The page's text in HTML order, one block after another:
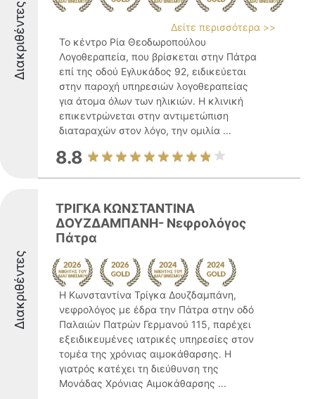
Διακριθέντες
Δείτε περισσότερα >>
Το κέντρο Ρία Θεοδωροπούλου
Λογοθεραπεία, που βρίσκεται στην Πάτρα
επί της οδού Εγλυκάδος 92, ειδικεύεται
στην παροχή υπηρεσιών λογοθεραπείας
για άτομα όλων των ηλικιών. Η κλινική
επικεντρώνεται στην αντιμετώπιση
διαταραχών στον λόγο, την ομιλία ...
8.8
Διακριθέντες
ΤΡΙΓΚΑ ΚΩΝΣΤΑΝΤΙΝΑ
ΔΟΥΖΔΑΜΠΑΝΗ- Νεφρολόγος
Πάτρα
Η Κωνσταντίνα Τρίγκα Δουζδαμπάνη,
νεφρολόγος με έδρα την Πάτρα στην οδό
Παλαιών Πατρών Γερμανού 115, παρέχει
εξειδικευμένες ιατρικές υπηρεσίες στον
τομέα της χρόνιας αιμοκάθαρσης. Η
γιατρός κατέχει τη διεύθυνση της
Μονάδας Χρόνιας Αιμοκάθαρσης ...